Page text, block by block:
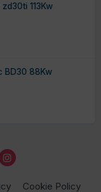
113Kw
BD30 88Kw
Cookie Policy